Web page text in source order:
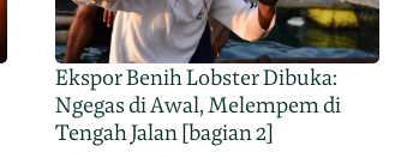
Ekspor Benih Lobster Dibuka:
Ngegas di Awal, Melempem di
Tengah Jalan [bagian 2]